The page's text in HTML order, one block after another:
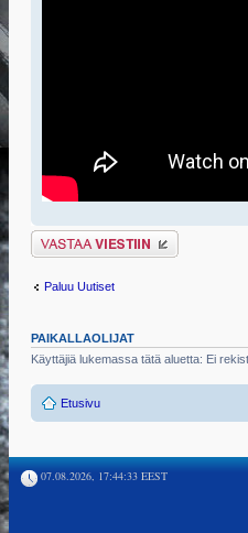
Lähetä vastaus
Paluu Uutiset
PAIKALLAOLIJAT
Käyttäjiä lukemassa tätä aluetta: Ei
Etusivu
07.08.2026, 17:44:33 EEST